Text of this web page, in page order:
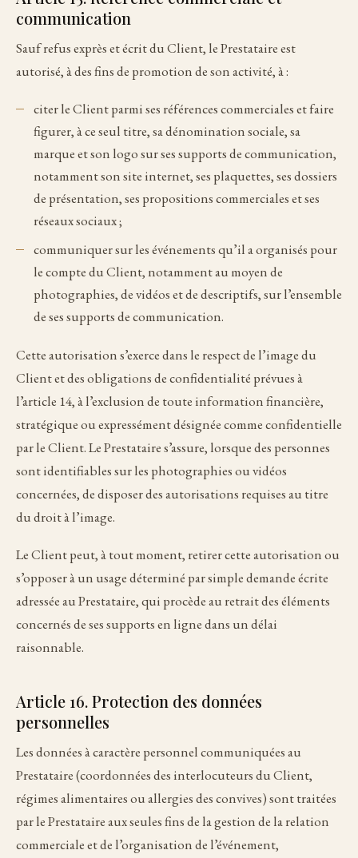
communication
Sauf refus exprès et écrit du Client, le Prestataire est
autorisé, à des fins de promotion de son activité, à :
citer le Client parmi ses références commerciales et faire
figurer, à ce seul titre, sa dénomination sociale, sa
marque et son logo sur ses supports de communication,
notamment son site internet, ses plaquettes, ses dossiers
de présentation, ses propositions commerciales et ses
réseaux sociaux ;
communiquer sur les événements qu’il a organisés pour
le compte du Client, notamment au moyen de
photographies, de vidéos et de descriptifs, sur l’ensemble
de ses supports de communication.
Cette autorisation s’exerce dans le respect de l’image du
Client et des obligations de confidentialité prévues à
l’article 14, à l’exclusion de toute information financière,
stratégique ou expressément désignée comme confidentielle
par le Client. Le Prestataire s’assure, lorsque des personnes
sont identifiables sur les photographies ou vidéos
concernées, de disposer des autorisations requises au titre
du droit à l’image.
Le Client peut, à tout moment, retirer cette autorisation ou
s’opposer à un usage déterminé par simple demande écrite
adressée au Prestataire, qui procède au retrait des éléments
concernés de ses supports en ligne dans un délai
raisonnable.
Article 16. Protection des données
personnelles
Les données à caractère personnel communiquées au
Prestataire (coordonnées des interlocuteurs du Client,
régimes alimentaires ou allergies des convives) sont traitées
par le Prestataire aux seules fins de la gestion de la relation
commerciale et de l’organisation de l’événement,